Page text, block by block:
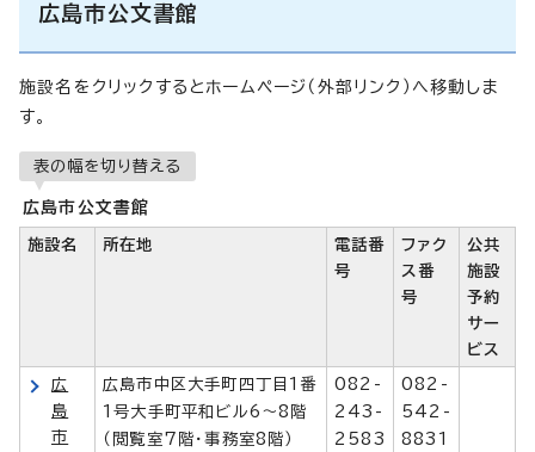
広島市公文書館
施設名をクリックするとホームページ（外部リンク）へ移動しま
す。
表の幅を切り替える
広島市公文書館
施設名 所在地
電話番
号
ファク
ス番
号
公共
施設
予約
サー
ビス
広
島
市
広島市中区大手町四丁目1番
1号大手町平和ビル6～8階
（閲覧室7階・事務室8階）
082-
243-
2583
082-
542-
8831